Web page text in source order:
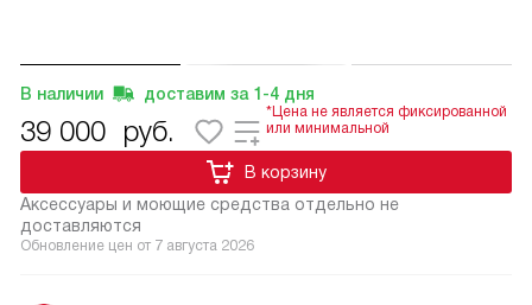
В наличии доставим за 1-4 дня
39 000 руб.
*Цена не является фиксированной
или минимальной
Аксессуары и моющие средства отдельно не
доставляются
В корзину
Обновление цен от 7 августа 2026